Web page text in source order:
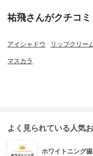
祐飛さんがクチコ
アイシャドウ リップクリー
マスカラ
よく見られている人気
ホワイトニング